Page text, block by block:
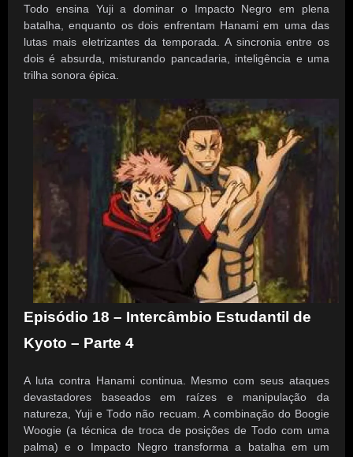
Todo ensina Yuji a dominar o Impacto Negro em plena
batalha, enquanto os dois enfrentam Hanami em uma das
lutas mais eletrizantes da temporada. A sincronia entre os
dois é absurda, misturando pancadaria, inteligência e uma
trilha sonora épica.
Episódio 18 – Intercâmbio Estudantil de
Kyoto – Parte 4
A luta contra Hanami continua. Mesmo com seus ataques
devastadores baseados em raízes e manipulação da
natureza, Yuji e Todo não recuam. A combinação do Boogie
Woogie (a técnica de troca de posições de Todo com uma
palma) e o Impacto Negro transforma a batalha em um